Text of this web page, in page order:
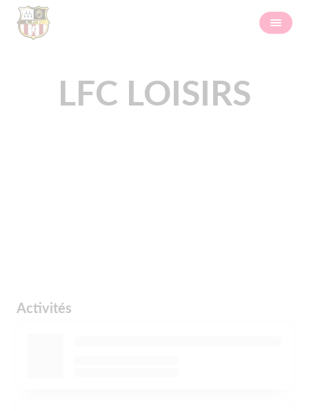
LFC LOISIRS
Activités